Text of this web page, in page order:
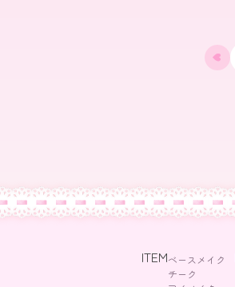
ITEMベースメイク
チーク